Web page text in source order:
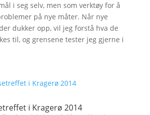
i seg selv, men som verktøy for å
på nye måter. Når nye
dukker opp, vil jeg forstå hva de
til, og grensene tester jeg gjerne i
i Kragerø 2014